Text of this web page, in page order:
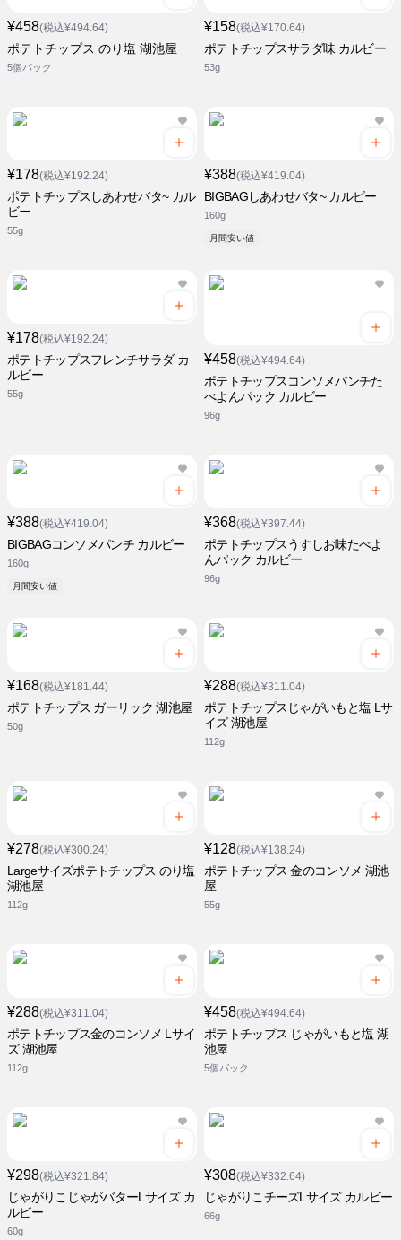
¥458(税込¥494.64)
ポテトチップス のり塩 湖池屋
5個パック
¥158(税込¥170.64)
ポテトチップスサラダ味 カルビー
53g
¥178(税込¥192.24)
ポテトチップスしあわせバタ~ カル
ビー
55g
¥388(税込¥419.04)
BIGBAGしあわせバタ~ カルビー
160g
月間安い値
¥178(税込¥192.24)
ポテトチップスフレンチサラダ カ
ルビー
55g
¥458(税込¥494.64)
ポテトチップスコンソメパンチた
べよんパック カルビー
96g
¥388(税込¥419.04)
BIGBAGコンソメパンチ カルビー
160g
月間安い値
¥368(税込¥397.44)
ポテトチップスうすしお味たべよ
んパック カルビー
96g
¥168(税込¥181.44)
ポテトチップス ガーリック 湖池屋
50g
¥288(税込¥311.04)
ポテトチップスじゃがいもと塩 Lサ
イズ 湖池屋
112g
¥278(税込¥300.24)
Largeサイズポテトチップス のり塩
湖池屋
112g
¥128(税込¥138.24)
ポテトチップス 金のコンソメ 湖池
屋
55g
¥288(税込¥311.04)
ポテトチップス金のコンソメ Lサイ
ズ 湖池屋
112g
¥458(税込¥494.64)
ポテトチップス じゃがいもと塩 湖
池屋
5個パック
¥298(税込¥321.84)
じゃがりこじゃがバターLサイズ カ
ルビー
60g
¥308(税込¥332.64)
じゃがりこチーズLサイズ カルビー
66g